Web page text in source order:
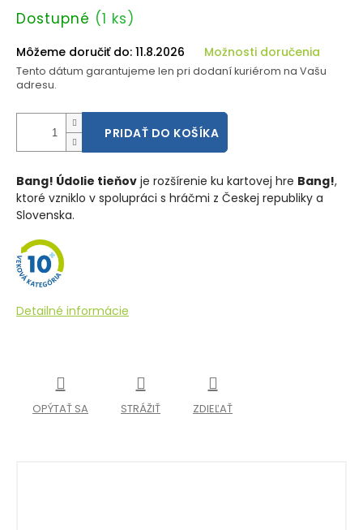
Jednotková
Dostupné (1 ks)
Môžeme doručiť do: 11.8.2026 Možnosti doručenia
Tento dátum garantujeme len pri dodaní kuriérom na Vašu
adresu.
PRIDAŤ DO KOŠÍKA
Bang! Údolie tieňov je rozšírenie ku kartovej hre Bang!,
ktoré vzniklo v spolupráci s hráčmi z Českej republiky a
Slovenska.
Detailné informácie
OPÝTAŤ SA STRÁŽIŤ ZDIEĽAŤ